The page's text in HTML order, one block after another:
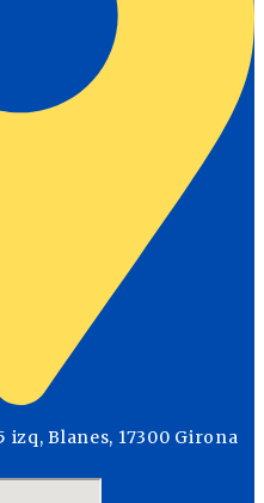
Blanes, 17300 Girona